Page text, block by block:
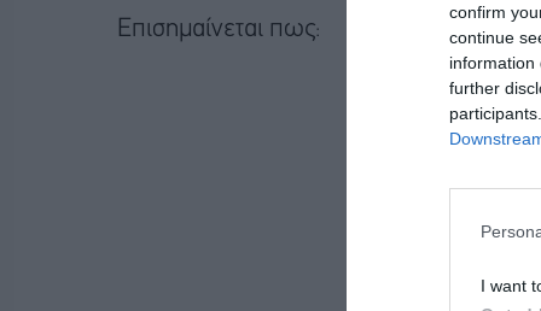
confirm
continue
information
further
I want
Επισημαίνεται πως: